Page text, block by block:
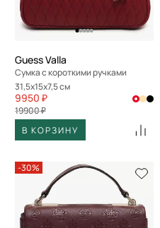
Guess Valla
Сумка с короткими ручками
31,5x15x7,5 см
9950 ₽
19900 ₽
В КОРЗИНУ
-30%